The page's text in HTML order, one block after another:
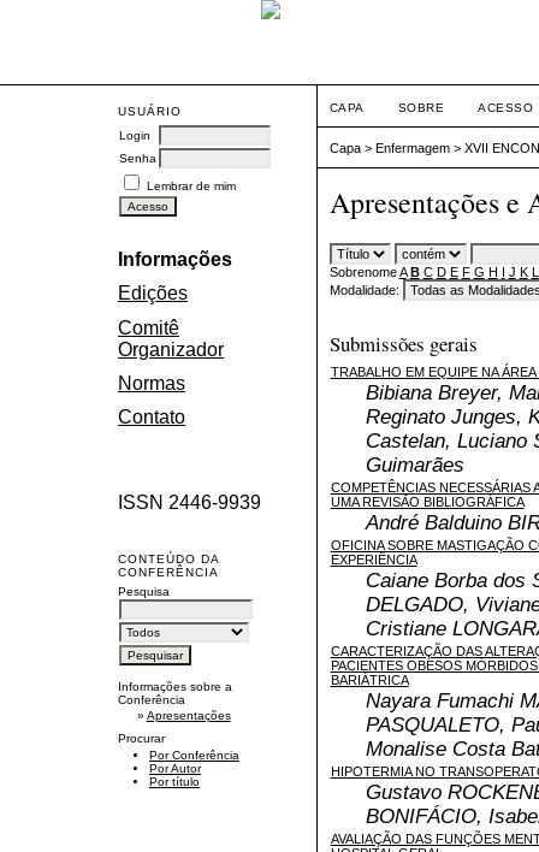
USUÁRIO
Login
Senha
Lembrar de mim
Informações
Edições
Comitê
Organizador
Normas
Contato
ISSN 2446-9939
CONTEÚDO DA
CONFERÊNCIA
Pesquisa
Informações sobre a
Conferência
» Apresentações
Procurar
Por Conferência
Por Autor
Por título
CAPA SOBRE ACESSO
Capa> Enfermagem> XVII
Apresentações e
SobrenomeA B C D E F G H I J K L
Modalidade:
Submissões gerais
TRABALHO EM EQUIPE NA ÁREA
Bibiana Breyer,
Reginato Junges,
Castelan, Luciano
Guimarães
COMPETÊNCIAS NECESSÁRIAS
UMA REVISÃO BIBLIOGRÁFICA
André Balduino
OFICINA SOBRE MASTIGAÇÃO
EXPERIÊNCIA
Caiane Borba dos
DELGADO,
Cristiane
CARACTERIZAÇÃO DAS
PACIENTES OBESOS
BARIÁTRICA
Nayara Fumachi
PASQUALETO,
Monalise Costa
HIPOTERMIA NO
Gustavo
BONIFÁCIO,
AVALIAÇÃO DAS FUNÇÕES